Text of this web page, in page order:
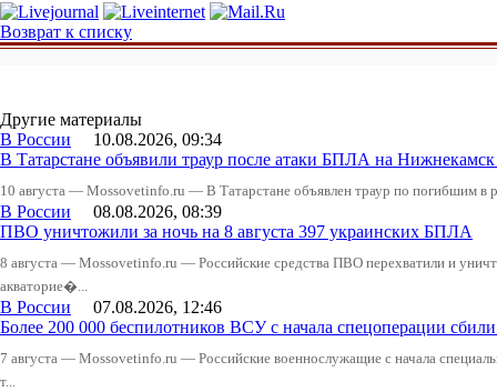
Возврат к списку
Другие материалы
В России 10.08.2026, 09:34
В Татарстане объявили траур после атаки БПЛА на
10 августа — Mossovetinfo.ru — В Татарстане объявлен траур по погибшим в
В России 08.08.2026, 08:39
ПВО уничтожили за ночь на 8 августа 397 украинских БПЛА
8 августа — Mossovetinfo.ru — Российские средства ПВО перехватили и
акваторие�...
В России 07.08.2026, 12:46
Более 200 000 беспилотников ВСУ с начала спецоперации
7 августа — Mossovetinfo.ru — Российские военнослужащие с начала
т...